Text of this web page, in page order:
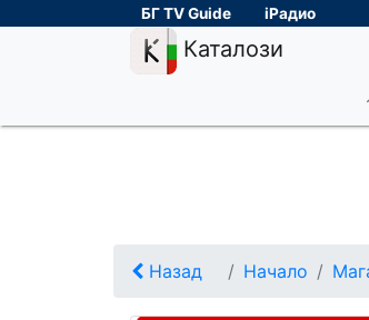
БГ TV Guide iРадио
Каталози
Назад Начало